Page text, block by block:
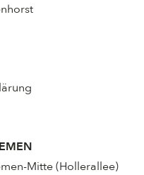
Mitte (Hollerallee)